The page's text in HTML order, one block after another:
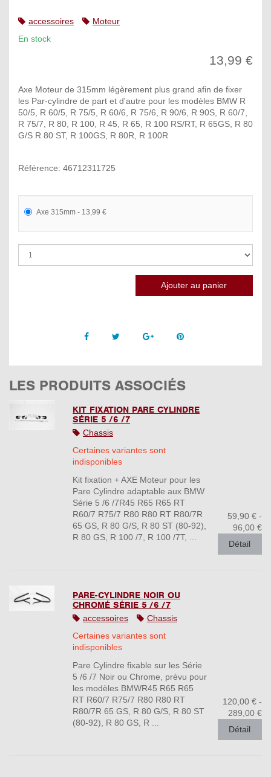
accessoires
Moteur
En stock
13,99 €
Axe Moteur de 315mm légèrement plus grand afin de fixer
les Par-cylindre de part et d'autre pour les modèles BMW R
50/5, R 60/5, R 75/5, R 60/6, R 75/6, R 90/6, R 90S, R 60/7,
R 75/7, R 80, R 100, R 45, R 65, R 100 RS/RT, R 65GS, R 80
G/S R 80 ST, R 100GS, R 80R, R 100R
Référence: 46712311725
Axe 315mm - 13,99 €
Facebook Twitter Google +Pinterest
LES PRODUITS ASSOCIÉS
KIT FIXATION PARE CYLINDRE
SÉRIE 5 /6 /7
Chassis
Certaines variantes sont
indisponibles
Kit fixation + AXE Moteur pour les
Pare Cylindre adaptable aux BMW
Série 5 /6 /7R45 R65 R65 RT
R60/7 R75/7 R80 R80 RT R80/7R
65 GS, R 80 G/S, R 80 ST (80-92),
R 80 GS, R 100 /7, R 100 /7T, ...
59,90 € -
96,00 €
Détail
PARE-CYLINDRE NOIR OU
CHROMÉ SÉRIE 5 /6 /7
accessoires
Chassis
Certaines variantes sont
indisponibles
Pare Cylindre fixable sur les Série
5 /6 /7 Noir ou Chrome, prévu pour
les modèles BMWR45 R65 R65
RT R60/7 R75/7 R80 R80 RT
R80/7R 65 GS, R 80 G/S, R 80 ST
(80-92), R 80 GS, R ...
120,00 € -
289,00 €
Détail